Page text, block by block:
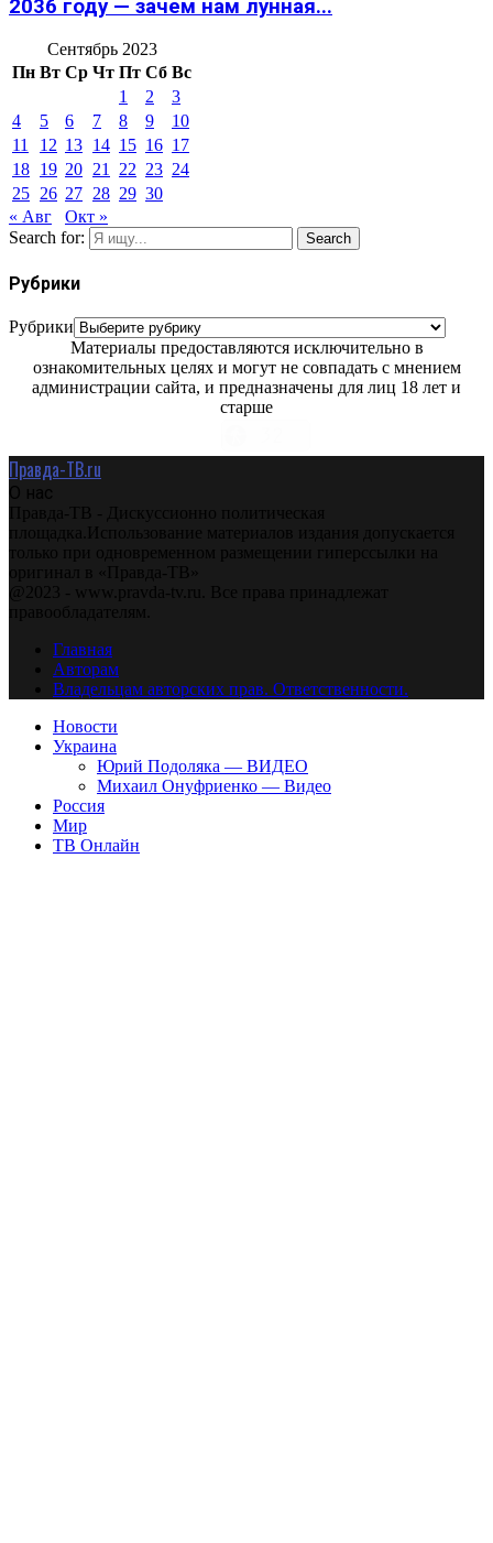
2036 году — зачем нам лунная...
Сентябрь 2023
Пн Вт Ср Чт Пт Сб Вс
1
2
3
4
5 6 7 8 9
10
11
12 13 14 15 16 17
18 19 20 21 22 23 24
25 26 27 28 29 30
« Авг
Окт »
Search for:
Search
Рубрики
Рубрики
Материалы предоставляются исключительно в
ознакомительных целях и могут не совпадать с мнением
администрации сайта, и предназначены для лиц 18 лет и
старше
Правда-ТВ.ru
О нас
Правда-ТВ - Дискуссионно политическая
площадка.Использование материалов издания допускается
только при одновременном размещении гиперссылки на
оригинал в «Правда-ТВ»
@2023 - www.pravda-tv.ru. Все права принадлежат
правообладателям.
Главная
Авторам
Владельцам авторских прав. Ответственности.
Новости
Украина
Юрий Подоляка — ВИДЕО
Михаил Онуфриенко — Видео
Россия
Мир
ТВ Онлайн